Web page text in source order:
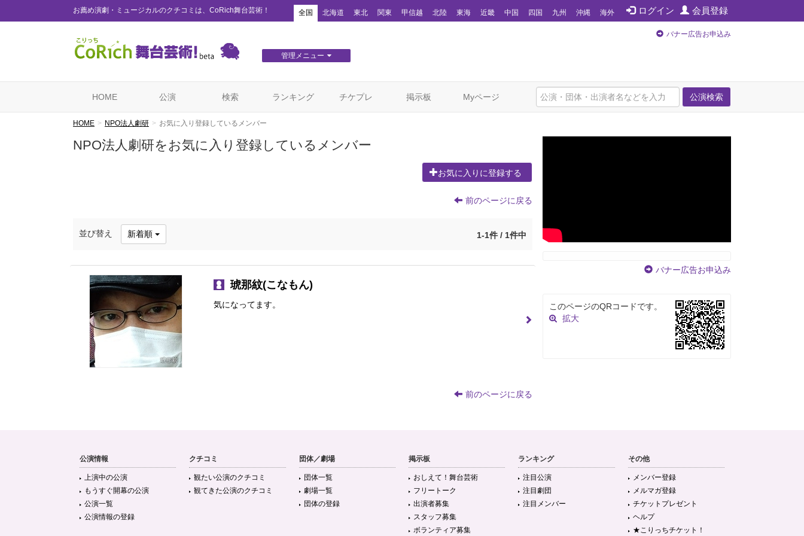
お薦め演劇・ミュージカルのクチコミは、CoRich舞台芸術！ ログイン 会員登録
全国 北海道 東北 関東 甲信越 北陸 東海 近畿 中国 四国 九州 沖縄 海外
管理メニュー
バナー広告お申込み
公演検索
HOME 公演 検索 ランキング チケプレ 掲示板 Myページ
HOME NPO法人劇研 お気に入り登録しているメンバー
NPO法人劇研をお気に入り登録しているメンバー
お気に入りに登録する
前のページに戻る
並び替え 新着順 1-1件 / 1件中
琥那紋(こなもん)
気になってます。
前のページに戻る
バナー広告お申込み
このページのQRコードです。
拡大
公演情報
上演中の公演
もうすぐ開幕の公演
公演一覧
公演情報の登録
クチコミ
観たい公演のクチコミ
観てきた公演のクチコミ
団体／劇場
団体一覧
劇場一覧
団体の登録
掲示板
おしえて！舞台芸術
フリートーク
出演者募集
スタッフ募集
ボランティア募集
ランキング
注目公演
注目劇団
注目メンバー
その他
メンバー登録
メルマガ登録
チケットプレゼント
ヘルプ
★こりっちチケット！